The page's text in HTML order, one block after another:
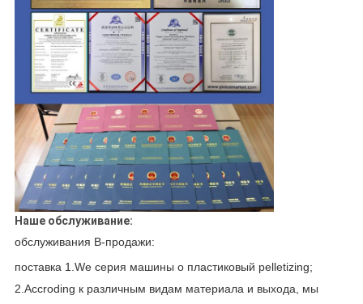
Наше обслуживание:
обслуживания В-продажи:
поставка 1.We серия машины о пластиковый pelletizing;
2.Accroding к различным видам материала и выхода, мы